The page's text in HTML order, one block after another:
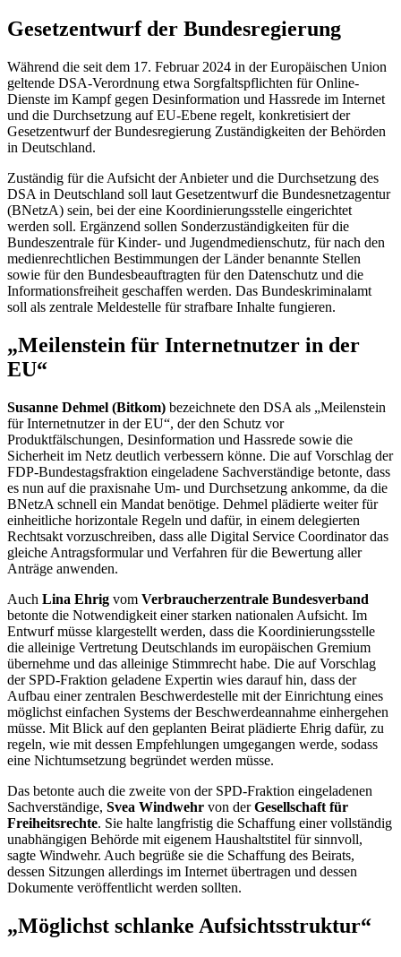
Gesetzentwurf der Bundesregierung
Während die seit dem 17. Februar 2024 in der Europäischen Union
geltende DSA-Verordnung etwa Sorgfaltspflichten für Online-
Dienste im Kampf gegen Desinformation und Hassrede im Internet
und die Durchsetzung auf EU-Ebene regelt, konkretisiert der
Gesetzentwurf der Bundesregierung Zuständigkeiten der Behörden
in Deutschland.
Zuständig für die Aufsicht der Anbieter und die Durchsetzung des
DSA in Deutschland soll laut Gesetzentwurf die Bundesnetzagentur
(BNetzA) sein, bei der eine Koordinierungsstelle eingerichtet
werden soll. Ergänzend sollen Sonderzuständigkeiten für die
Bundeszentrale für Kinder- und Jugendmedienschutz, für nach den
medienrechtlichen Bestimmungen der Länder benannte Stellen
sowie für den Bundesbeauftragten für den Datenschutz und die
Informationsfreiheit geschaffen werden. Das Bundeskriminalamt
soll als zentrale Meldestelle für strafbare Inhalte fungieren.
„Meilenstein für Internetnutzer in der
EU“
Susanne Dehmel (Bitkom) bezeichnete den DSA als „Meilenstein
für Internetnutzer in der EU“, der den Schutz vor
Produktfälschungen, Desinformation und Hassrede sowie die
Sicherheit im Netz deutlich verbessern könne. Die auf Vorschlag der
FDP-Bundestagsfraktion eingeladene Sachverständige betonte, dass
es nun auf die praxisnahe Um- und Durchsetzung ankomme, da die
BNetzA schnell ein Mandat benötige. Dehmel plädierte weiter für
einheitliche horizontale Regeln und dafür, in einem delegierten
Rechtsakt vorzuschreiben, dass alle Digital Service Coordinatordas
gleiche Antragsformular und Verfahren für die Bewertung aller
Anträge anwenden.
Auch Lina Ehrig vom Verbraucherzentrale Bundesverband
betonte die Notwendigkeit einer starken nationalen Aufsicht. Im
Entwurf müsse klargestellt werden, dass die Koordinierungsstelle
die alleinige Vertretung Deutschlands im europäischen Gremium
übernehme und das alleinige Stimmrecht habe. Die auf Vorschlag
der SPD-Fraktion geladene Expertin wies darauf hin, dass der
Aufbau einer zentralen Beschwerdestelle mit der Einrichtung eines
möglichst einfachen Systems der Beschwerdeannahme einhergehen
müsse. Mit Blick auf den geplanten Beirat plädierte Ehrig dafür, zu
regeln, wie mit dessen Empfehlungen umgegangen werde, sodass
eine Nichtumsetzung begründet werden müsse.
Das betonte auch die zweite von der SPD-Fraktion eingeladenen
Sachverständige, Svea Windwehr von derGesellschaft für
Freiheitsrechte. Sie halte langfristig die Schaffung einer vollständig
unabhängigen Behörde mit eigenem Haushaltstitel für sinnvoll,
sagte Windwehr. Auch begrüße sie die Schaffung des Beirats,
dessen Sitzungen allerdings im Internet übertragen und dessen
Dokumente veröffentlicht werden sollten.
„Möglichst schlanke Aufsichtsstruktur“